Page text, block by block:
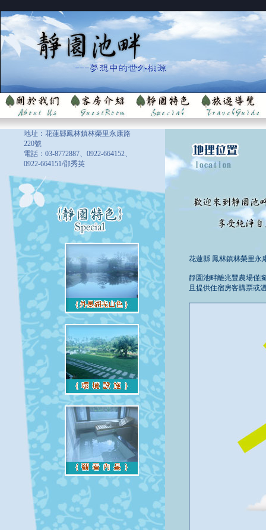
地址：花蓮縣鳳林鎮林榮里永康路
220號
電話：03-8772887、0922-664152、
0922-664151/邵秀英
花蓮縣 鳳林鎮林榮里永
靜園池畔離兆豐農場僅
且提供住宿房客購票或